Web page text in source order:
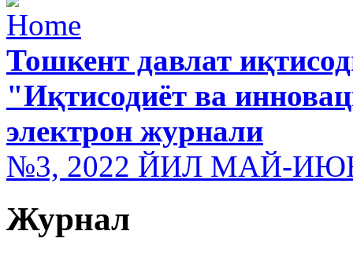
Тошкент давлат
"Иқтисодиёт ва
электрон журнали
№3, 2022 ЙИЛ МАЙ-
Журнал